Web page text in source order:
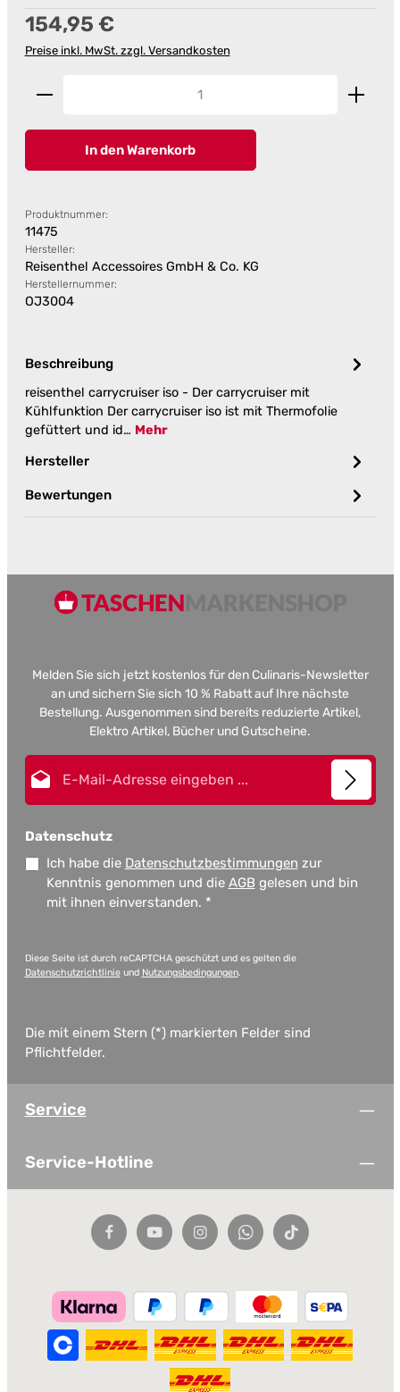
Regulärer Preis:
154,95 €
Preise inkl. MwSt. zzgl. Versandkosten
Produkt Anzahl: Gib den gewünschten Wert ein
In den Warenkorb
Produktnummer:
11475
Hersteller:
Reisenthel Accessoires GmbH & Co. KG
Herstellernummer:
OJ3004
Beschreibung
reisenthel carrycruiser iso - Der carrycruiser mit
Kühlfunktion Der carrycruiser iso ist mit Thermofolie
gefüttert und id… Mehr
Hersteller
Bewertungen
Melden Sie sich jetzt kostenlos für den Culinaris-Newsletter
an und sichern Sie sich 10 % Rabatt auf Ihre nächste
Bestellung. Ausgenommen sind bereits reduzierte Artikel,
Elektro Artikel, Bücher und Gutscheine.
Datenschutz
Ich habe die Datenschutzbestimmungen zur
Kenntnis genommen und die AGB gelesen und bin
mit ihnen einverstanden. *
Diese Seite ist durch reCAPTCHA geschützt und es gelten die
Datenschutzrichtlinieund Nutzungsbedingungen.
Die mit einem Stern (*) markierten Felder sind
Pflichtfelder.
Service
Service-Hotline